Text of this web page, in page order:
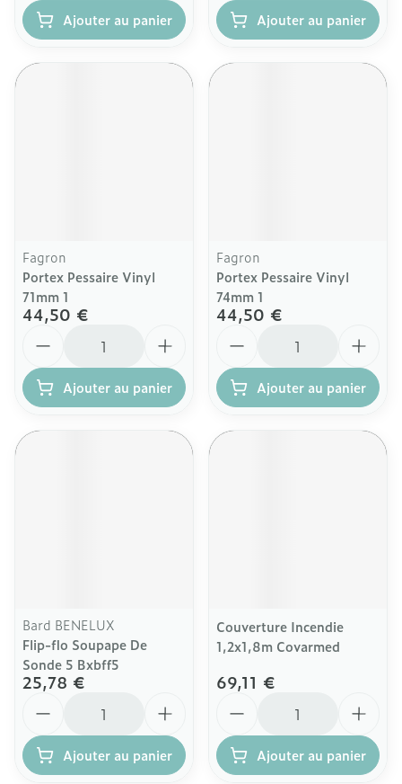
Ajouter au panier Ajouter au panier
Fagron
Portex Pessaire Vinyl
71mm 1
44,50 €
Ajouter au panier
Fagron
Portex Pessaire Vinyl
74mm 1
44,50 €
Ajouter au panier
Bard BENELUX
Flip-flo Soupape De
Sonde 5 Bxbff5
25,78 €
Ajouter au panier
Couverture Incendie
1,2x1,8m Covarmed
69,11 €
Ajouter au panier